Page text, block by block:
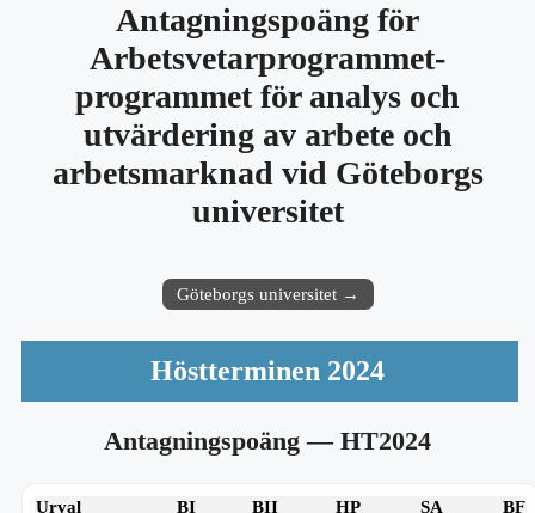
Antagningspoäng för
Arbetsvetarprogrammet-
programmet för analys och
utvärdering av arbete och
arbetsmarknad vid Göteborgs
universitet
Göteborgs universitet →
Höstterminen 2024
Antagningspoäng— HT2024
Urval BI BII HP SA
BF